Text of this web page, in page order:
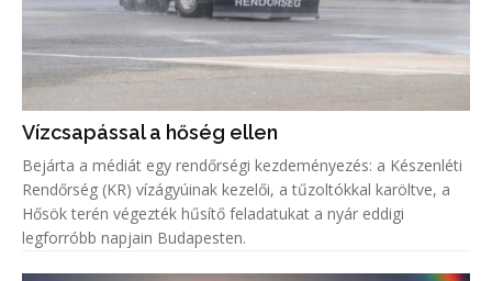
Vízcsapással a hőség ellen
Bejárta a médiát egy rendőrségi kezdeményezés: a Készenléti
Rendőrség (KR) vízágyúinak kezelői, a tűzoltókkal karöltve, a
Hősök terén végezték hűsítő feladatukat a nyár eddigi
legforróbb napjain Budapesten.